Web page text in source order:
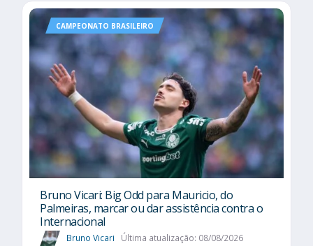
CAMPEONATO BRASILEIRO
Bruno Vicari: Big Odd para Mauricio, do
Palmeiras, marcar ou dar assistência contra o
Internacional
Bruno Vicari Última atualização: 08/08/2026